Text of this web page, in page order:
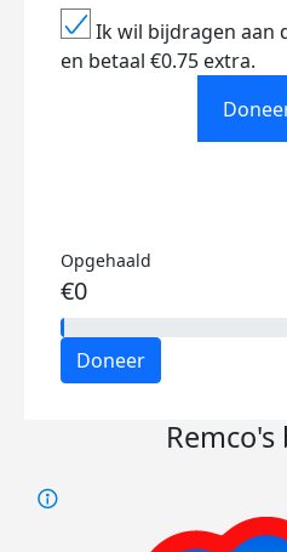
Ik wil bijdragen aan
en betaal €0.75 extra.
Opgehaald
€0
Doneer
Remco's